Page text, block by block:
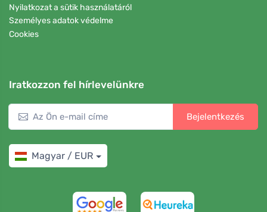
Nyilatkozat a sütik használatáról
Személyes adatok védelme
Cookies
Iratkozzon fel hírlevelünkre
Bejelentkezés
Magyar / EUR